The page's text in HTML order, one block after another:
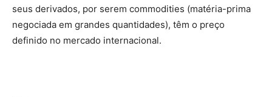
seus derivados, por serem commodities (matéria-prima
negociada em grandes quantidades), têm o preço
definido no mercado internacional.